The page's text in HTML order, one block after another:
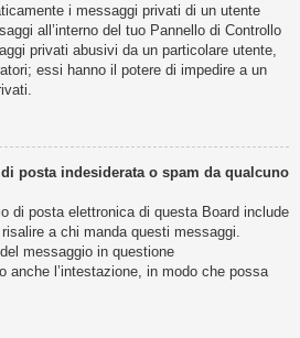
i messaggi privati ​​di un utente
all’interno del tuo Pannello di Controllo
privati ​​abusivi da un particolare utente,
essi hanno il potere di impedire a un
posta indesiderata o spam da qualcuno
di posta elettronica di questa Board include
a chi manda questi messaggi.
messaggio in questione
anche l’intestazione, in modo che possa